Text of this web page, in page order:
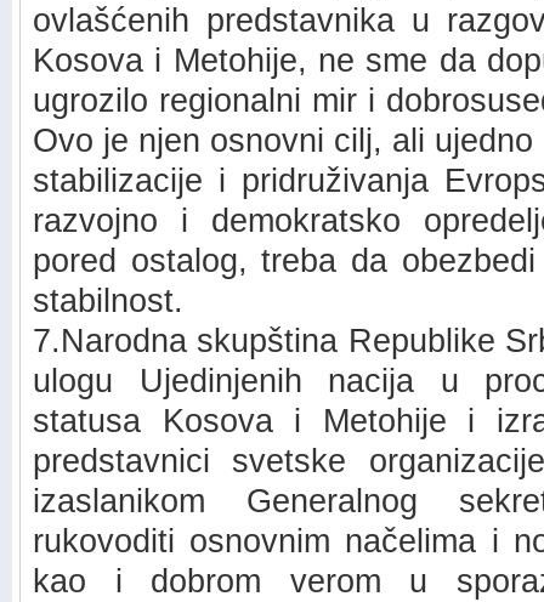
ovlašćenih predstavnika u
Kosova i Metohije, ne sme da
ugrozilo regionalni mir i
Ovo je njen osnovni cilj, ali
stabilizacije i pridruživanja
razvojno i demokratsko
pored ostalog, treba da
stabilnost.
7.Narodna skupština Republike
ulogu Ujedinjenih nacija u
statusa Kosova i Metohije i
predstavnici svetske
izaslanikom Generalnog
rukovoditi osnovnim načelima i
kao i dobrom verom u